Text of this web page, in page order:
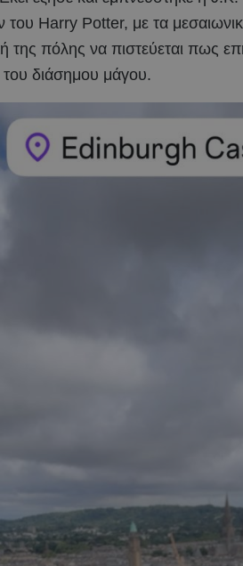
Harry Potter, με τα
της πόλης να πιστεύεται πως
διάσημου μάγου.